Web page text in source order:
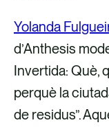
d
e
L
i
n
d
e
F
a
c
d
e
X
Yolanda
d’Anthesis
Invertida: Què,
perquè la
de residus”.